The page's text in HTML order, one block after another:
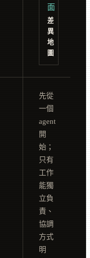
面
差
異
地
圖
先從
一個
agent
開
始；
只有
工作
能獨
立負
責、
協調
方式
明